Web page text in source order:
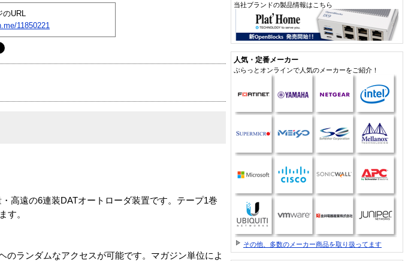
URL
11850221
高遠の6連装DATオートローダ装置です。テープ1巻
す。
のランダムなアクセスが可能です。マガジン単位によ
当社ブランドの製品情報はこちら
人気・定番メーカー
ぷらっとオンラインで人気のメーカーをご紹介！
その他、多数のメーカー商品を取り扱ってます